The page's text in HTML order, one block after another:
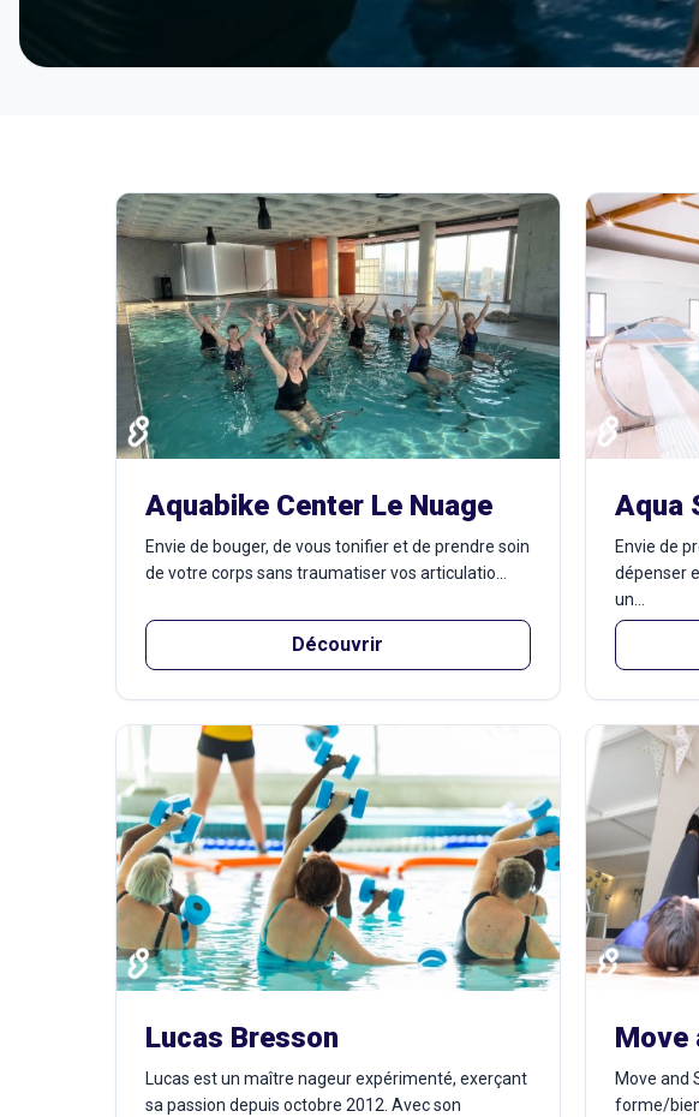
Aquabike Center Le Nuage
Envie de bouger, de vous tonifier et de prendre soin
de votre corps sans traumatiser vos articulatio...
Découvrir
Aqua
Envie de
dépenser
un...
Lucas Bresson
Lucas est un maître nageur expérimenté, exerçant
sa passion depuis octobre 2012. Avec son
Move
Move and
forme/